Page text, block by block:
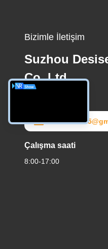
Bizimle İletişim
Suzhou
Co.,Ltd
Çalışma saati
8:00-17:00